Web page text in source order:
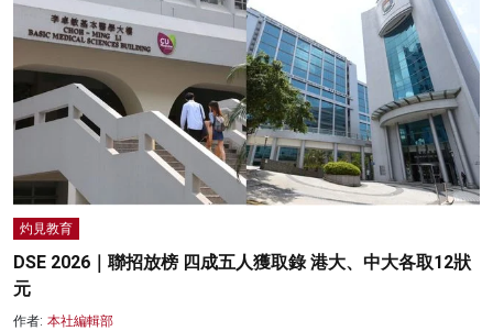
灼見教育
DSE 2026｜聯招放榜 四成五人獲取錄 港大、中大各取12狀
元
作者: 本社編輯部